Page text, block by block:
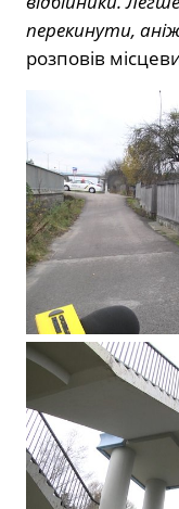
перекинути,
розповів